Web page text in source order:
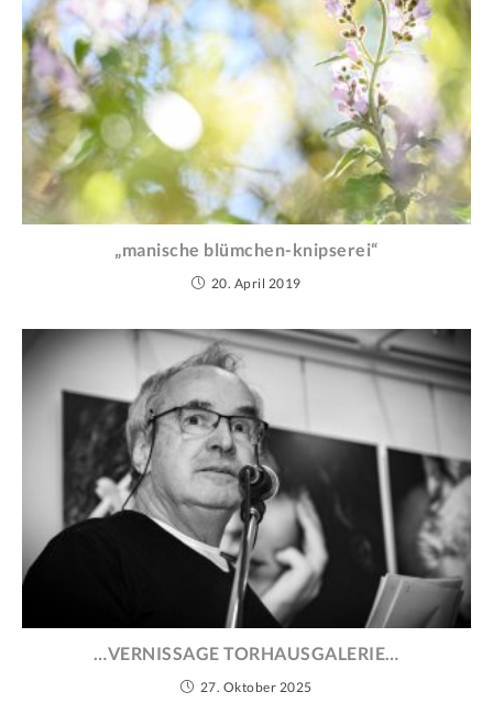
„manische blümchen-knipserei“
20. April 2019
…VERNISSAGE TORHAUSGALERIE…
27. Oktober 2025